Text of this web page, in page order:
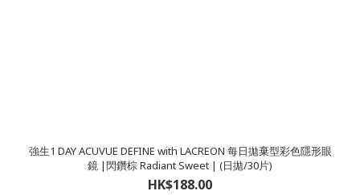
強生1 DAY ACUVUE DEFINE with LACREON 每日拋棄型彩色隱形眼
鏡 |閃鑽棕 Radiant Sweet | (日拋/30片)
HK$188.00